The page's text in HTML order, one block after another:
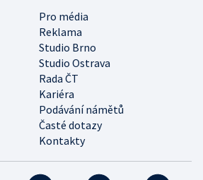
Pro média
Reklama
Studio Brno
Studio Ostrava
Rada ČT
Kariéra
Podávání námětů
Časté dotazy
Kontakty